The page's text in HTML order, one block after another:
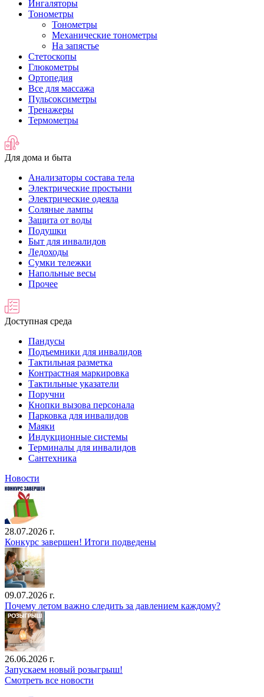
Ингаляторы
Тонометры
Тонометры
Механические тонометры
На запястье
Стетоскопы
Глюкометры
Ортопедия
Все для массажа
Пульсоксиметры
Тренажеры
Термометры
Для дома и быта
Анализаторы состава тела
Электрические простыни
Электрические одеяла
Соляные лампы
Защита от воды
Подушки
Быт для инвалидов
Ледоходы
Сумки тележки
Напольные весы
Прочее
Доступная среда
Пандусы
Подъемники для инвалидов
Тактильная разметка
Контрастная маркировка
Тактильные указатели
Поручни
Кнопки вызова персонала
Парковка для инвалидов
Маяки
Индукционные системы
Терминалы для инвалидов
Сантехника
Новости
28.07.2026 г.
Конкурс завершен! Итоги подведены
09.07.2026 г.
Почему летом важно следить за давлением каждому?
26.06.2026 г.
Запускаем новый розыгрыш!
Смотреть все новости